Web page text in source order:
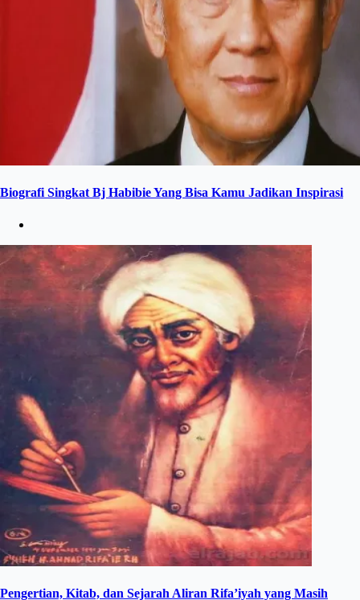
Biografi Singkat Bj Habibie Yang Bisa Kamu Jadikan Inspirasi
Pengertian, Kitab, dan Sejarah Aliran Rifa’iyah yang Masih